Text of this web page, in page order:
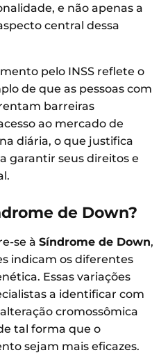
e não apenas a
central dessa
pelo INSS reflete o
de que as pessoas com
barreiras
ao mercado de
diária, o que justifica
garantir seus direitos e
de Down?
se à Síndrome de Down,
indicam os diferentes
Essas variações
a identificar com
cromossômica
tal forma que o
sejam mais eficazes.